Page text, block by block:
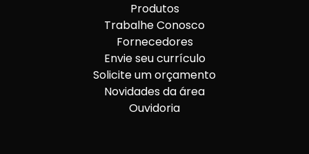
Produtos
Trabalhe Conosco
Fornecedores
Envie seu currículo
Solicite um orçamento
Novidades da área
Ouvidoria